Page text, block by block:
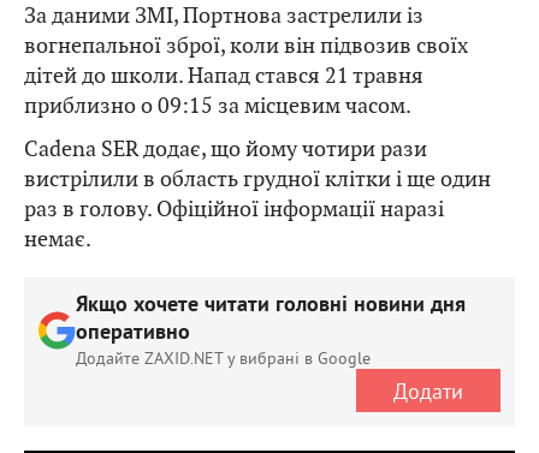
За даними ЗМІ, Портнова застрелили із
вогнепальної зброї, коли він підвозив своїх
дітей до школи. Напад стався 21 травня
приблизно о 09:15 за місцевим часом.
Cadena SER додає, що йому чотири рази
вистрілили в область грудної клітки і ще один
раз в голову. Офіційної інформації наразі
немає.
Якщо хочете читати головні новини дня
оперативно
Додайте ZAXID.NET у вибрані в Google
Додати